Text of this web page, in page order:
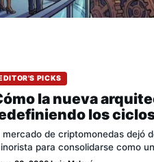
PICKS
la nueva
los
mercado de criptomonedas dejó
para consolidarse como